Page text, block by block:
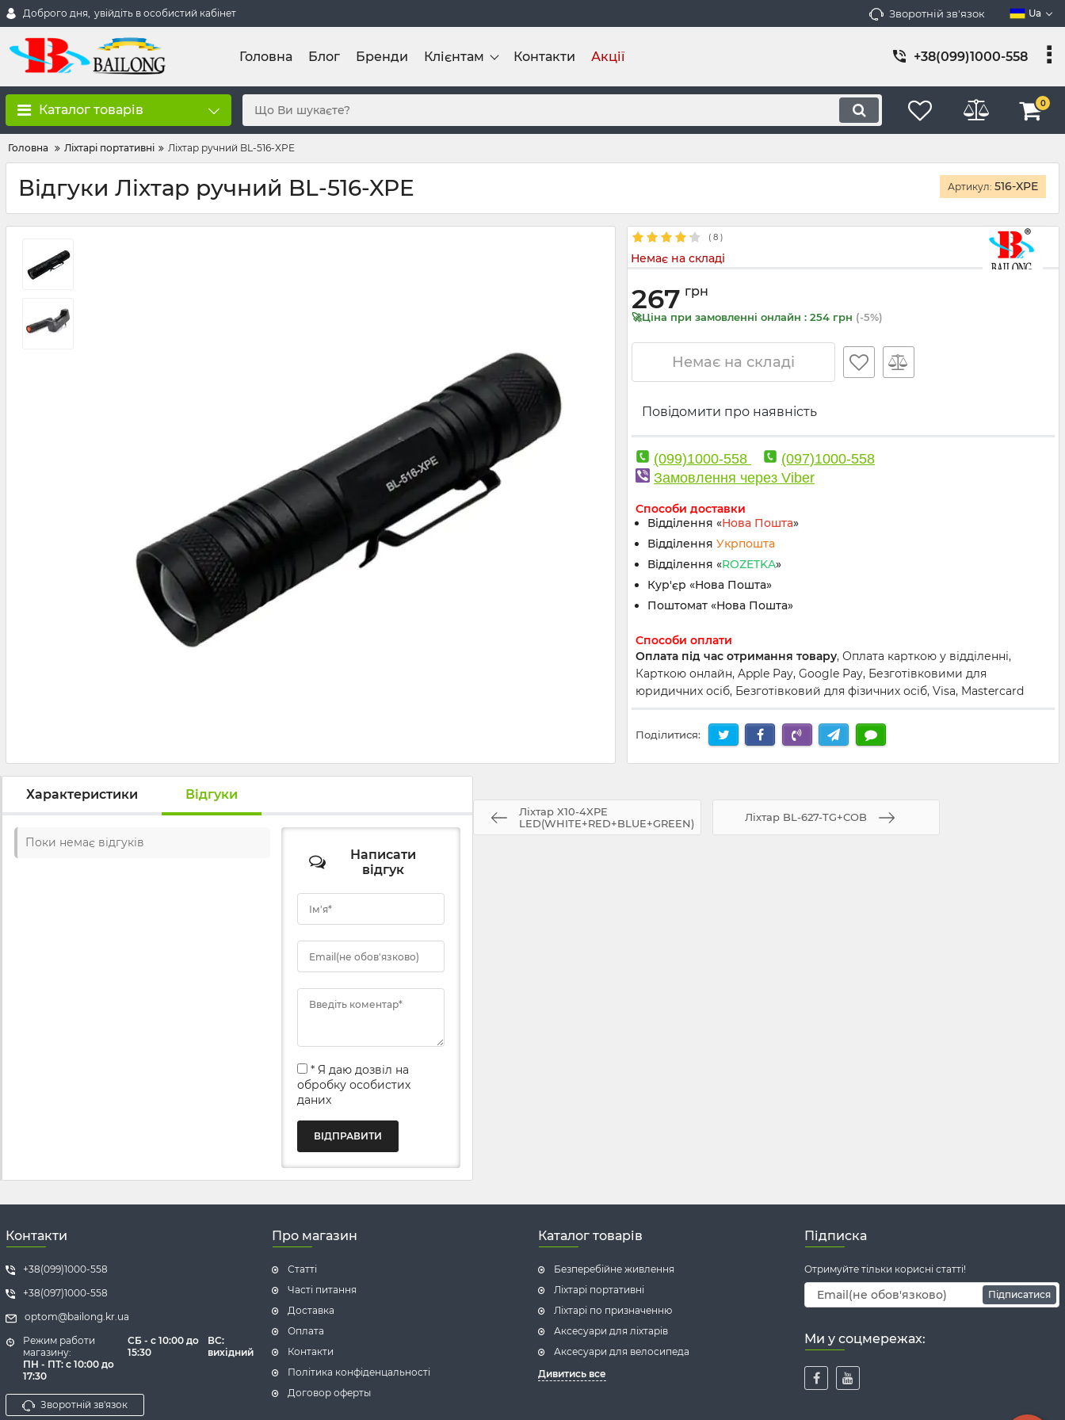
Доброго дня, увійдіть в особистий кабінет Зворотній зв'язок Ua
Головна Блог Бренди Клієнтам Контакти Акції +38(099)1000-558
Каталог товарів 0
Головна Ліхтарі портативні Ліхтар ручний BL-516-XPE
Відгуки Ліхтар ручний BL-516-XPE Артикул: 516-XPE
( 8 )
Немає на складі
267 грн
🚀Ціна при замовленні онлайн : 254 грн (-5%)
Немає на складі
Повідомити про наявність
(099)1000-558
(097)1000-558
Замовлення через Viber
Способи доставки
Відділення «Нова Пошта»
Відділення Укрпошта
Відділення «ROZETKA»
Кур'єр «Нова Пошта»
Поштомат «Нова Пошта»
Способи оплати
Оплата під час отримання товару, Оплата карткою у відділенні,
Карткою онлайн, Apple Pay, Google Pay, Безготівковими для
юридичних осіб, Безготівковий для фізичних осіб, Visa, Mastercard
Поділитися:
Характеристики Відгуки
Поки немає відгуків
Написати
відгук
Ім'я*
Email(не обов'язково)
Введіть коментар*
* Я даю дозвіл на
обробку особистих
даних
Ліхтар X10-4XPE
LED(WHITE+RED+BLUE+GREEN)
Ліхтар BL-627-TG+COB
Контакти
+38(099)1000-558
+38(097)1000-558
optom@bailong.kr.ua
Режим работи
магазину:
ПН - ПТ: с 10:00 до
17:30
СБ - с 10:00 до
15:30
ВС:
вихідний
Зворотній зв'язок
Про магазин
Статті
Часті питання
Доставка
Оплата
Контакти
Політика конфіденцальності
Договор оферты
Каталог товарів
Безперебійне живлення
Ліхтарі портативні
Ліхтарі по призначенню
Аксесуари для ліхтарів
Аксесуари для велосипеда
Дивитись все
Підписка
Отримуйте тільки корисні статті!
Підписатися
Ми у соцмережах: